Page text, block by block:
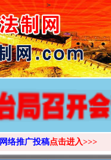
>
网络推广投稿点击进入>>>